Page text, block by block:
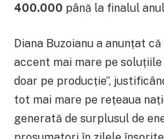
400.000 până la finalul
Diana Buzoianu a anunțat
accent mai mare pe
doar pe producție”,
tot mai mare pe rețeaua
generată de surplusul de